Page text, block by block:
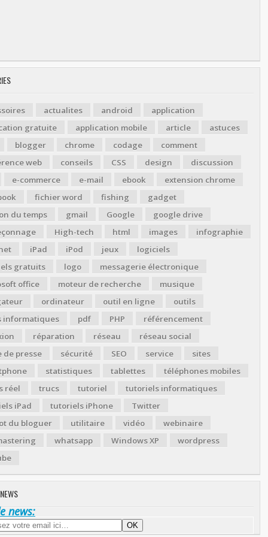
actualites android
application
gratuite
application mobile article
astuces
blogger
chrome codage
comment
web
conseils CSS design
discussion
e-commerce
e-mail ebook
extension chrome
fichier word fishing
gadget
du temps
gmail Google
google drive
High-tech html images
infographie
iPad iPod jeux
logiciels
gratuits
logo
messagerie électronique
office
moteur de recherche
musique
ordinateur outil en ligne
outils
informatiques
pdf PHP
référencement
réparation réseau
réseau social
de presse
sécurité SEO service
sites
statistiques tablettes
téléphones mobiles
réel
trucs tutoriel
tutoriels informatiques
iPad
tutoriels iPhone
Twitter
du bloguer
utilitaire vidéo
webinaire
whatsapp Windows XP
wordpress
news: